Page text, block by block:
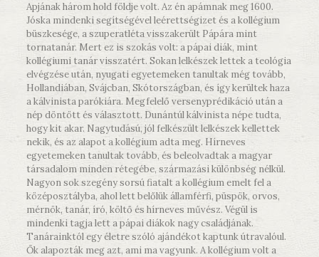
Apjának három hold földje volt. Az én apámnak meg 1600.
Jóska mindenki segítségével leérettségizet és a kollégium
büszkesége, a szuperatléta visszakerült Pápára mint
tornatanár. Mert ez is szokás volt: a pápai diák, mint
kollégiumi tanár visszatért. Sokan lelkészek lettek a teológia
elvégzése után, nyugati egyetemeken tanultak még tovább,
Hollandiában, Svájcban, Skótországban, és így kerültek haza
a kálvinista parókiára. Megfelelő versenyprédikáció után a
nép döntött és választott. Dunántúl kálvinista népe tudta,
hogy kit akar. Nagytudású, jól felkészült lelkészek kellettek
nekik, és az alapot a kollégium adta meg. Hírneves
egyetemeken tanultak tovább, és beleolvadtak a magyar
társadalom minden rétegébe, származási különbség nélkül.
Nagyon sok szegény sorsú fiatalt a kollégium emelt fel a
középosztályba, ahol lett belőlük államférfi, püspök, orvos,
mérnök, tanár, író, költő és hírneves művész. Végül is
mindenki tagja lett a pápai diákok nagy családjának.
Tanárainktól egy életre szóló ajándékot kaptunk útravalóul.
Ők alapozták meg azt, ami ma vagyunk. A kollégium volt a